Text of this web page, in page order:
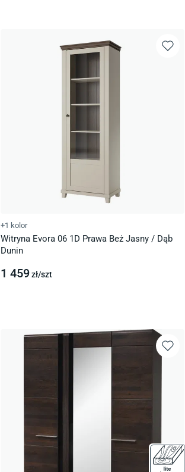
+1 kolor
Witryna Evora 06 1D Prawa Beż Jasny / Dąb
Dunin
1 459zł/szt